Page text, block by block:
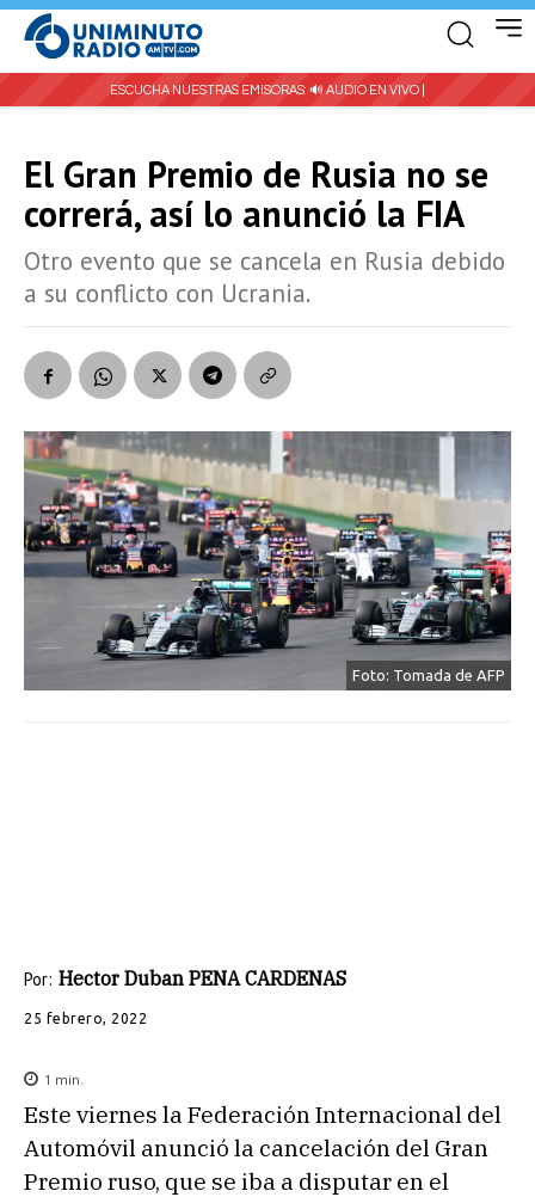
ESCUCHA NUESTRAS EMISORAS: 🔊 AUDIO EN VIVO |
El Gran Premio de Rusia no se
correrá, así lo anunció la FIA
Otro evento que se cancela en Rusia debido
a su conflicto con Ucrania.
Foto: Tomada de AFP
Por: Hector Duban PENA CARDENAS
25 febrero, 2022
1 min.
Este viernes la Federación Internacional del
Automóvil anunció la cancelación del Gran
Premio ruso, que se iba a disputar en el